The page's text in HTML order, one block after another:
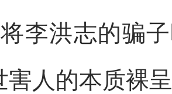
李洪志的骗
害人的本质裸